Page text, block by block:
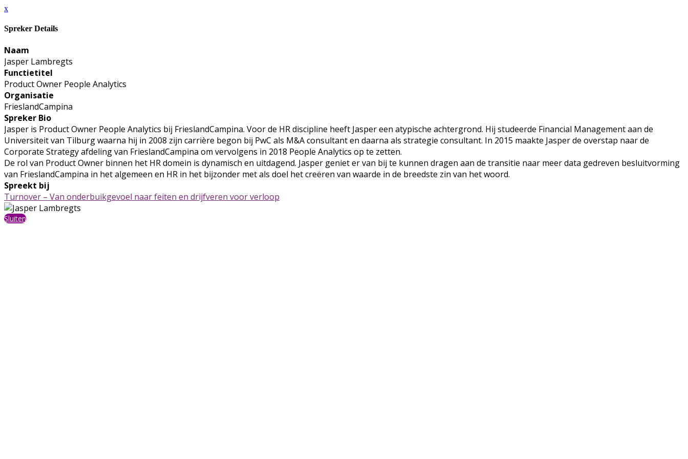
x
Spreker Details
Naam
Jasper Lambregts
Functietitel
Product Owner People Analytics
Organisatie
FrieslandCampina
Spreker Bio
Jasper is Product Owner People Analytics bij FrieslandCampina. Voor de HR discipline heeft Jasper een atypische achtergrond. Hij studeerde Financial Management aan de
Universiteit van Tilburg waarna hij in 2008 zijn carrière begon bij PwC als M&A consultant en daarna als strategie consultant. In 2015 maakte Jasper de overstap naar de
Corporate Strategy afdeling van FrieslandCampina om vervolgens in 2018 People Analytics op te zetten.
De rol van Product Owner binnen het HR domein is dynamisch en uitdagend. Jasper geniet er van bij te kunnen dragen aan de transitie naar meer data gedreven besluitvorming
van FrieslandCampina in het algemeen en HR in het bijzonder met als doel het creëren van waarde in de breedste zin van het woord.
Spreekt bij
Turnover – Van onderbuikgevoel naar feiten en drijfveren voor verloop
Sluiten